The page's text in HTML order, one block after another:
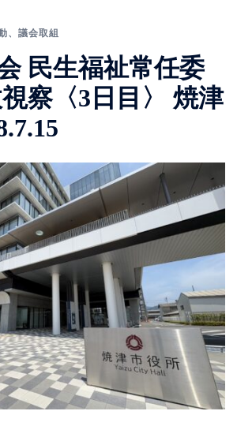
、 議会取組
民生福祉常任委
察〈3日目〉 焼津